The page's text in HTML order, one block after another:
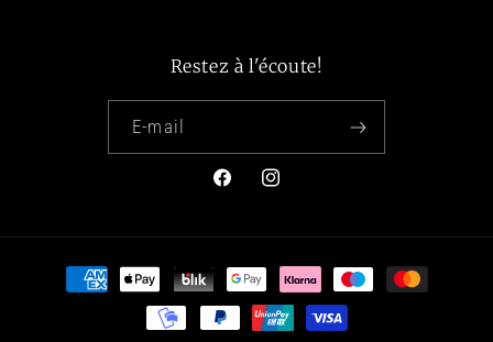
Restez à l'écoute!
E-mail
FacebookInstagram
Moyens de paiement